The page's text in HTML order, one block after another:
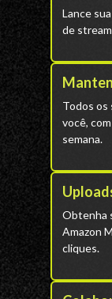
Lance
de
Todos os
você,
semana.
Obtenha
Amazon
cliques.